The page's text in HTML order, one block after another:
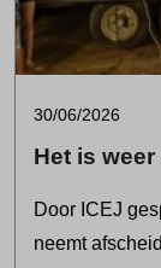
30/06/2026
Het is
Door ICEJ
neemt